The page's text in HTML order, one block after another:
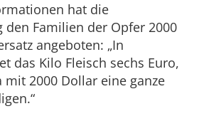
hat die
den Familien der Opfer 2000
angeboten: „In
das Kilo Fleisch sechs Euro,
2000 Dollar eine ganze